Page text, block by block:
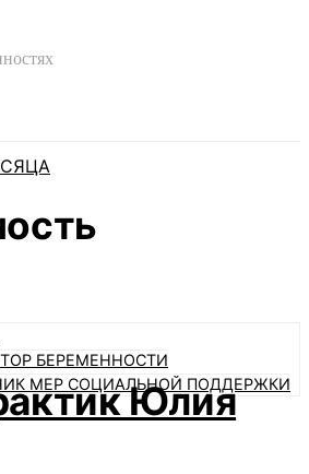
БЕРЕМЕННОСТИ
МЕР СОЦИАЛЬНОЙ ПОДДЕРЖКИ
Юлия